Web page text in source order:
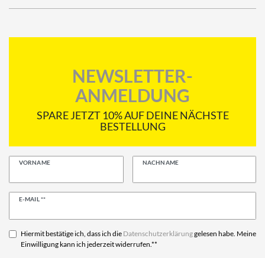
NEWSLETTER-
ANMELDUNG
SPARE JETZT 10% AUF DEINE NÄCHSTE
BESTELLUNG
VORNAME NACHNAME
E-MAIL **
Newsletter
Hiermit bestätige ich, dass ich die Daten­schutz­erklärunggelesen habe. Meine
Einwilligung kann ich jederzeit widerrufen.**